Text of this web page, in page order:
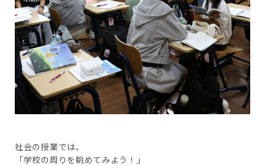
社会の授業では、
「学校の周りを眺めてみよう！」